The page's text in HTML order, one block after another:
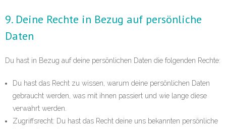
9. Deine Rechte in Bezug auf persönliche
Daten
Du hast in Bezug auf deine persönlichen Daten die folgenden Rechte:
Du hast das Recht zu wissen, warum deine persönlichen Daten
gebraucht werden, was mit ihnen passiert und wie lange diese
verwahrt werden.
Zugriffsrecht: Du hast das Recht deine uns bekannten persönliche